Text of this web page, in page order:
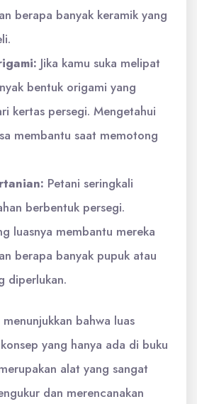
berapa banyak keramik yang
Jika kamu suka melipat
bentuk origami yang
kertas persegi. Mengetahui
membantu saat memotong
Petani seringkali
berbentuk persegi.
luasnya membantu mereka
berapa banyak pupuk atau
diperlukan.
bahwa luas
yang hanya ada di buku
alat yang sangat
dan merencanakan